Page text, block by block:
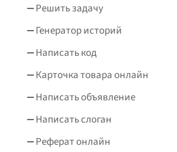
Решить задачу
Генератор историй
Написать код
Карточка товара онлайн
Написать объявление
Написать слоган
Реферат онлайн